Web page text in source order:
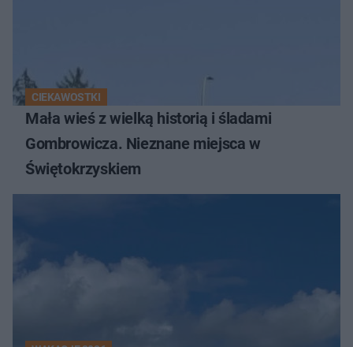
CIEKAWOSTKI
Mała wieś z wielką historią i śladami
Gombrowicza. Nieznane miejsca w
Świętokrzyskiem